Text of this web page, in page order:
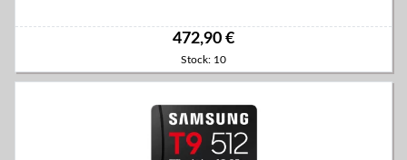
472,90 €
Stock: 10